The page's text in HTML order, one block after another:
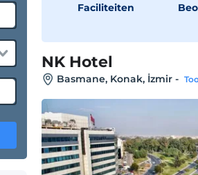
Faciliteiten
NK Hotel
Basmane, Konak, İzmir-